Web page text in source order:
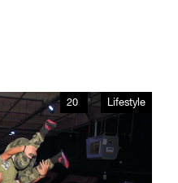
20 Lifestyle